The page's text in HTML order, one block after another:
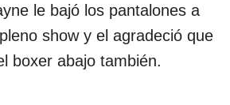
le bajó los pantalones a
show y el agradeció que
boxer abajo también.